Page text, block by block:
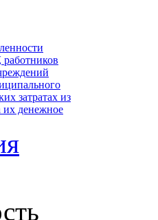
затратах из
их денежное